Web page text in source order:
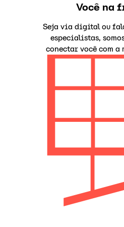
Você na
Seja via digital ou
especialistas,
conectar você com a